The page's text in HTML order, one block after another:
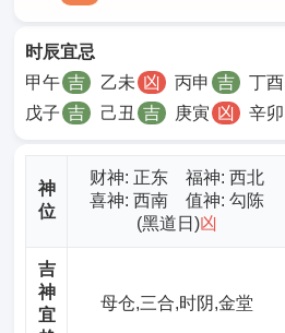
时辰宜忌
戊子 吉 己丑 吉 庚寅 凶 辛卯
甲午 吉 乙未 凶 丙申 吉 丁酉
神
位
财神: 正东 福神: 西北
喜神: 西南 值神: 勾陈
(黑道日)凶
吉
神
宜
母仓,三合,时阴,金堂